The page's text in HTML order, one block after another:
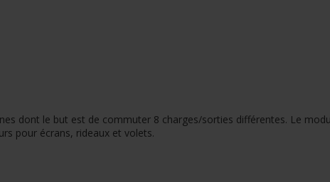
dont le but est de commuter 8 charges/sorties différentes. Le
pour écrans, rideaux et volets.